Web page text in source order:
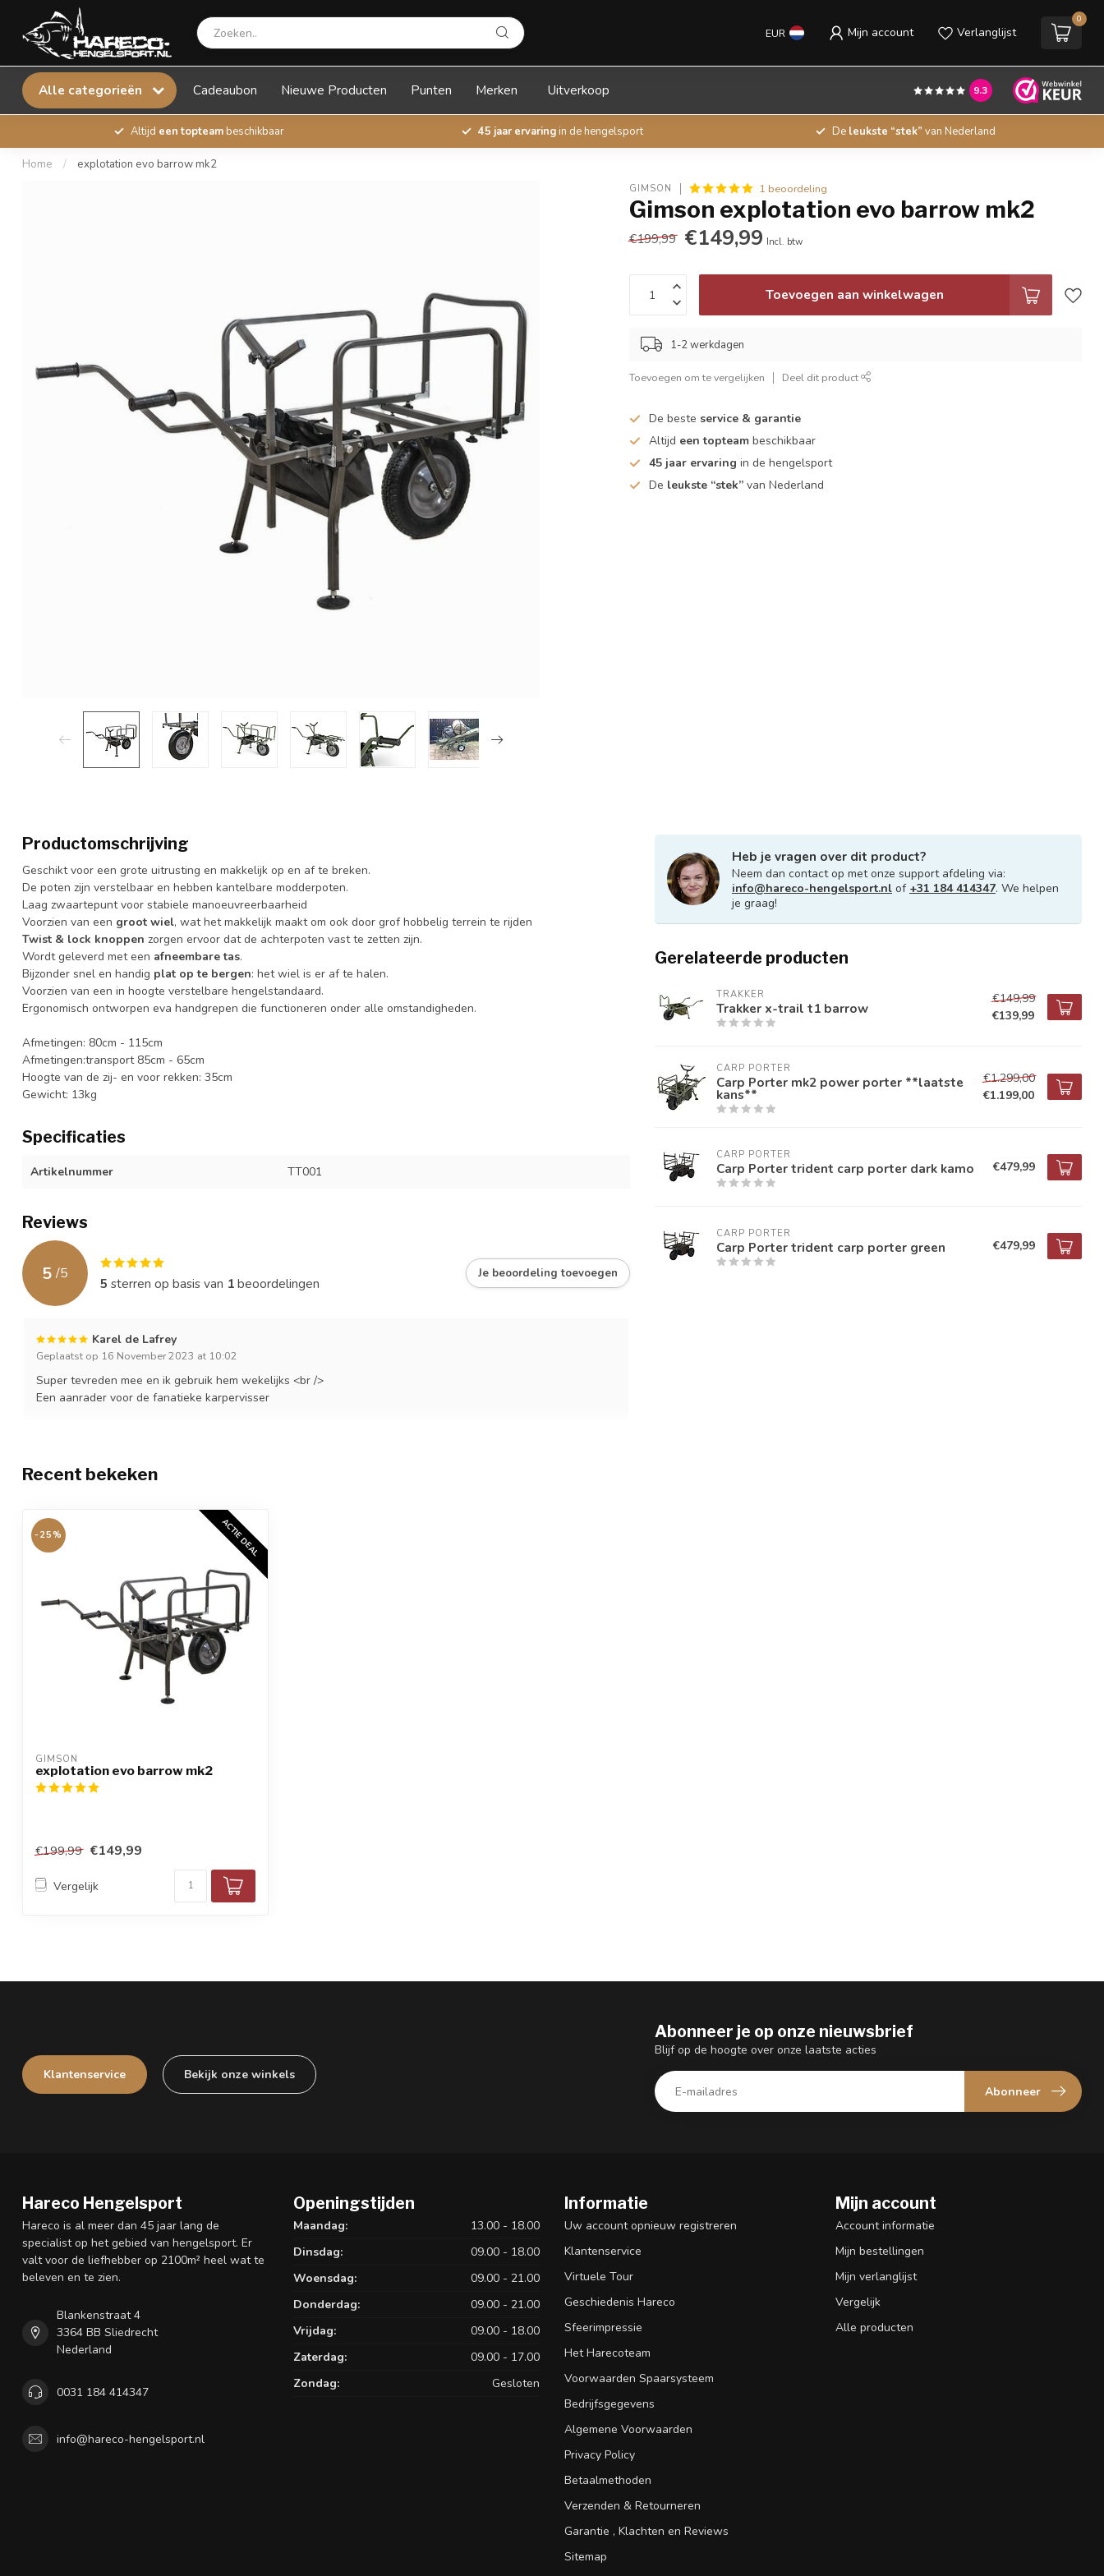
EUR Mijn account Verlanglijst
0
Alle categorieën Cadeaubon Nieuwe Producten Punten Merken Uitverkoop 9.3
Altijd een topteambeschikbaar 45 jaar ervaringin de hengelsport Deleukste “stek” van Nederland
Home / explotation evo barrow mk2
GIMSON 1 beoordeling
Gimson explotation evo barrow mk2
€199,99 €149,99 Incl. btw
Toevoegen aan winkelwagen
1-2 werkdagen
Toevoegen om te vergelijken Deel dit product
De beste service & garantie
Altijd een topteam beschikbaar
45 jaar ervaring in de hengelsport
De leukste “stek” van Nederland
Productomschrijving
Geschikt voor een grote uitrusting en makkelijk op en af te breken.
De poten zijn verstelbaar en hebben kantelbare modderpoten.
Laag zwaartepunt voor stabiele manoeuvreerbaarheid
Voorzien van een groot wiel, wat het makkelijk maakt om ook door grof hobbelig terrein te rijden
Twist & lock knoppen zorgen ervoor dat de achterpoten vast te zetten zijn.
Wordt geleverd met een afneembare tas.
Bijzonder snel en handig plat op te bergen: het wiel is er af te halen.
Voorzien van een in hoogte verstelbare hengelstandaard.
Ergonomisch ontworpen eva handgrepen die functioneren onder alle omstandigheden.
Afmetingen: 80cm - 115cm
Afmetingen:transport 85cm - 65cm
Hoogte van de zij- en voor rekken: 35cm
Gewicht: 13kg
Specificaties
Artikelnummer TT001
Reviews
5 /5
5 sterren op basis van 1beoordelingen
Je beoordeling toevoegen
Karel de Lafrey
Geplaatst op 16 November 2023 at 10:02
Super tevreden mee en ik gebruik hem wekelijks <br />
Een aanrader voor de fanatieke karpervisser
Heb je vragen over dit product?
Neem dan contact op met onze support afdeling via:
info@hareco-hengelsport.nl of +31 184 414347. We helpen
je graag!
Gerelateerde producten
TRAKKER
Trakker x-trail t1 barrow
€149,99
€139,99
CARP PORTER
Carp Porter mk2 power porter **laatste
kans**
€1.299,00
€1.199,00
CARP PORTER
Carp Porter trident carp porter dark kamo €479,99
CARP PORTER
Carp Porter trident carp porter green €479,99
Recent bekeken
ACTIE DEAL
-25%
GIMSON
explotation evo barrow mk2
€199,99 €149,99
Vergelijk
Klantenservice Bekijk onze winkels
Abonneer je op onze nieuwsbrief
Blijf op de hoogte over onze laatste acties
Abonneer
Hareco Hengelsport
Hareco is al meer dan 45 jaar lang de
specialist op het gebied van hengelsport. Er
valt voor de liefhebber op 2100m² heel wat te
beleven en te zien.
Blankenstraat 4
3364 BB Sliedrecht
Nederland
0031 184 414347
info@hareco-hengelsport.nl
Openingstijden
Maandag:
13.00 - 18.00
Dinsdag:
09.00 - 18.00
Woensdag:
09.00 - 21.00
Donderdag:
09.00 - 21.00
Vrijdag:
09.00 - 18.00
Zaterdag:
09.00 - 17.00
Zondag:
Gesloten
Informatie
Uw account opnieuw registreren
Klantenservice
Virtuele Tour
Geschiedenis Hareco
Sfeerimpressie
Het Harecoteam
Voorwaarden Spaarsysteem
Bedrijfsgegevens
Algemene Voorwaarden
Privacy Policy
Betaalmethoden
Verzenden & Retourneren
Garantie , Klachten en Reviews
Sitemap
Mijn account
Account informatie
Mijn bestellingen
Mijn verlanglijst
Vergelijk
Alle producten